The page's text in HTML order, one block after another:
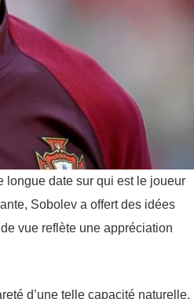
longue date sur qui est le joueur
Sobolev a offert des idées
vue reflète une appréciation
d’une telle capacité naturelle. Il